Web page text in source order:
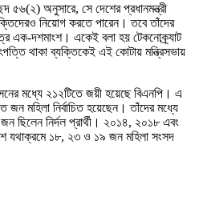
৫৬(২) অনুসারে, সে দেশের প্রধানমন্ত্রী
নিয়োগ করতে পারেন। তবে তাঁদের
এক-দশমাংশ। একেই বলা হয় টেকনোক্র্যাট
থাকা ব্যক্তিকেই এই কোটায় মন্ত্রিসভায়
মধ্যে ২১২টিতে জয়ী হয়েছে বিএনপি। এ
জন মহিলা নির্বাচিত হয়েছেন। তাঁদের মধ্যে
ছিলেন নির্দল প্রার্থী। ২০১৪, ২০১৮ এবং
যথাক্রমে ১৮, ২৩ ও ১৯ জন মহিলা সংসদ